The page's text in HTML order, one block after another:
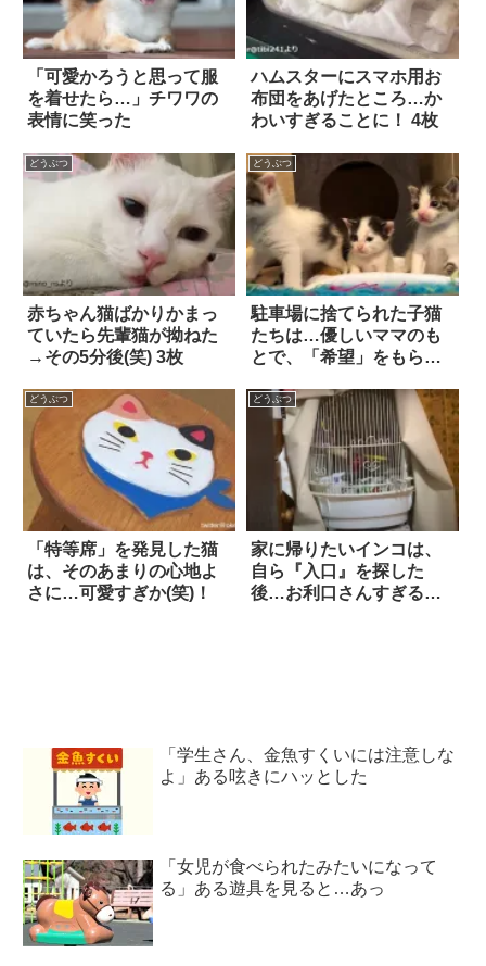
「可愛かろうと思って服
を着せたら…」チワワの
表情に笑った
ハムスターにスマホ用お
布団をあげたところ…か
わいすぎることに！ 4枚
どうぶつ
赤ちゃん猫ばかりかまっ
ていたら先輩猫が拗ねた
→その5分後(笑) 3枚
どうぶつ
駐車場に捨てられた子猫
たちは…優しいママのも
とで、「希望」をもらっ
どうぶつ
「特等席」を発見した猫
は、そのあまりの心地よ
さに…可愛すぎか(笑)！
どうぶつ
家に帰りたいインコは、
自ら『入口』を探した
後…お利口さんすぎるワ
「学生さん、金魚すくいには注意しな
よ」ある呟きにハッとした
「女児が食べられたみたいになって
る」ある遊具を見ると…あっ